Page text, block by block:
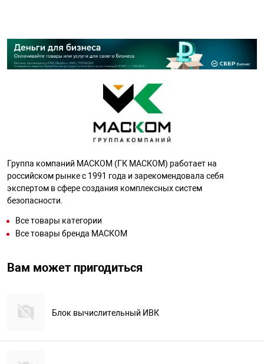
Группа компаний МАСКОМ (ГК МАСКОМ) работает на
российском рынке с 1991 года и зарекомендовала себя
экспертом в сфере создания комплексных систем
безопасности.
Все товары категории
Все товары бренда МАСКОМ
Вам может пригодиться
Блок вычислительный ИВК